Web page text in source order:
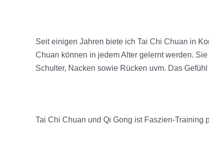
Seit einigen Jahren biete ich Tai Chi Chuan in
Chuan können in jedem Alter gelernt werden.
Schulter, Nacken sowie Rücken uvm. Das
Tai Chi Chuan und Qi Gong ist Faszien-Training